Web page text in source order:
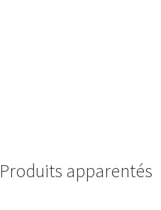
Produits apparentés